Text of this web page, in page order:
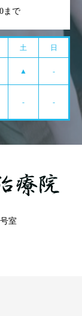
まで
土 日
▲ -
- -
室